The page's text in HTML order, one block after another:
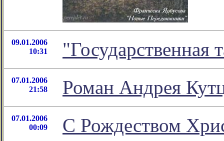
09.01.2006
10:31
"Государственная
07.01.2006
21:58
Роман Андрея
07.01.2006
00:09
С Рождеством